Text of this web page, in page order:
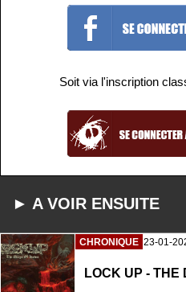
Soit via l'inscription
► A VOIR ENSUITE
CHRONIQUE 23-01-
LOCK UP - THE